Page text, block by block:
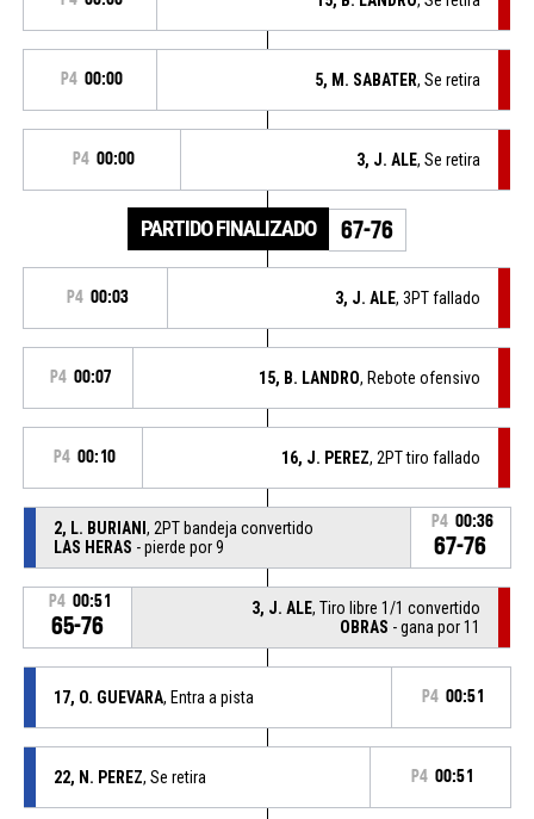
P4 00:00 5, M. SABATER, Se retira
P4 00:00 3, J. ALE, Se retira
PARTIDO FINALIZADO 67-76
P4 00:03 3, J. ALE, 3PT fallado
P4 00:07 15, B. LANDRO, Rebote ofensivo
P4 00:10 16, J. PEREZ, 2PT tiro fallado
2, L. BURIANI , 2PT bandeja convertido
LAS HERAS - pierde por 9
P4 00:36
67-76
P4 00:51
65-76
3, J. ALE, Tiro libre 1/1 convertido
OBRAS - gana por 11
17, O. GUEVARA, Entra a pista P4 00:51
22, N. PEREZ, Se retira P4 00:51